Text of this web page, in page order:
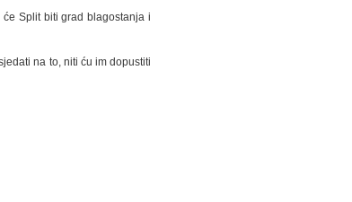
Split biti grad blagostanja i
na to, niti ću im dopustiti